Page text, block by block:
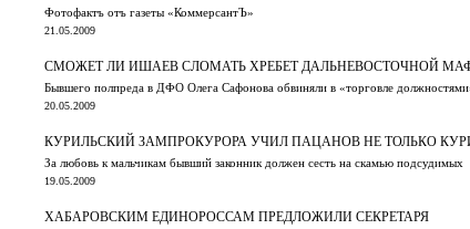
Фотофактъ отъ газеты «КоммерсантЪ»
21.05.2009
СМОЖЕТ ЛИ ИШАЕВ СЛОМАТЬ ХРЕБЕТ ДАЛЬНЕВОСТОЧНОЙ
Бывшего полпреда в ДФО Олега Сафонова обвиняли в «торговле
20.05.2009
КУРИЛЬСКИЙ ЗАМПРОКУРОРА УЧИЛ ПАЦАНОВ НЕ ТОЛЬКО
За любовь к мальчикам бывший законник должен сесть на скамью подсудимых
19.05.2009
ХАБАРОВСКИМ ЕДИНОРОССАМ ПРЕДЛОЖИЛИ СЕКРЕТАРЯ